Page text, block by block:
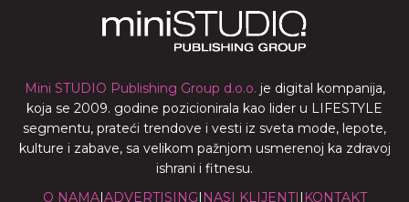
Mini STUDIO Publishing Group d.o.o. je digital kompanija,
koja se 2009. godine pozicionirala kao lider u LIFESTYLE
segmentu, prateći trendove i vesti iz sveta mode, lepote,
kulture i zabave, sa velikom pažnjom usmerenoj ka zdravoj
ishrani i fitnesu.
O NAMA|ADVERTISING| NASI KLIJENTI | KONTAKT